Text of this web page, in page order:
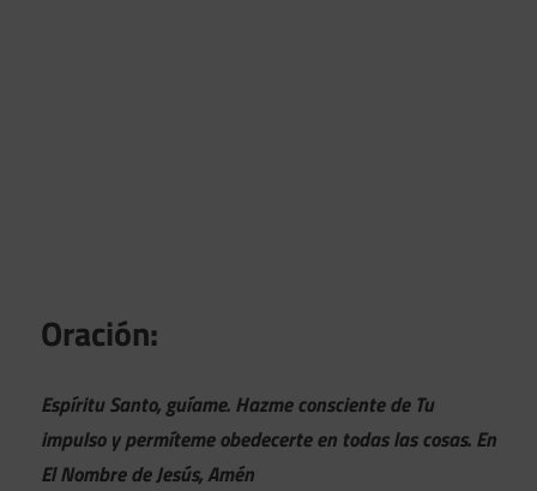
Oración:
Espíritu Santo, guíame. Hazme consciente de Tu
impulso y permíteme obedecerte en todas las cosas. En
El Nombre de Jesús, Amén